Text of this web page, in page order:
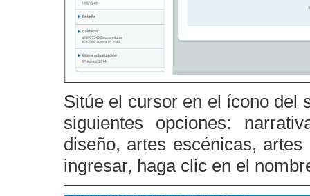
Sitúe el cursor en el ícono del
siguientes opciones:
diseño, artes escénicas,
ingresar, haga clic en el